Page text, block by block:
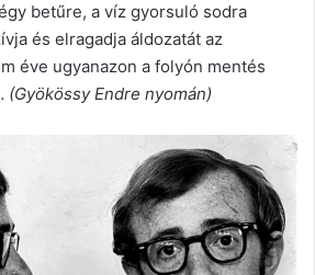
betűre, a víz gyorsuló sodra
és elragadja áldozatát az
éve ugyanazon a folyón mentés
(Gyökössy Endre nyomán)